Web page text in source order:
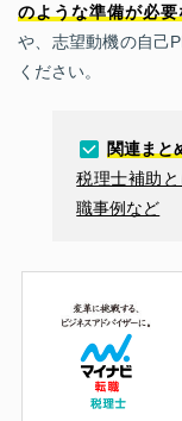
のような準備が必
や、志望動機の自己
ください。
関連まと
税理士補助
職事例など